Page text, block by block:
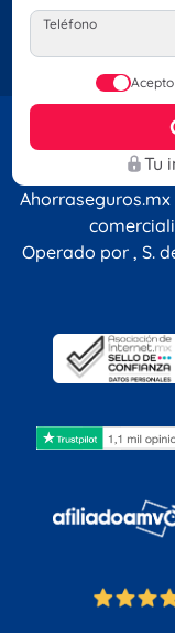
Teléfono
Tu
Operado por , S.